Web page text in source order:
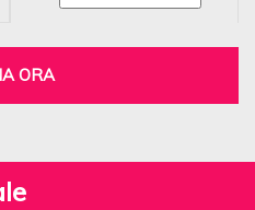
ORA